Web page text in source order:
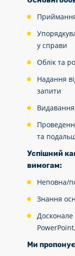
у справи
Облік та
Надання
запити
та
Успішний
вимогам:
Неповна/
Знання
Досконале
Ми